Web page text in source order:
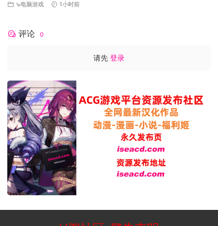
[500M]百度/迅雷/UC/夸克
⇘电脑游戏 1小时前
评论 0
请先 登录